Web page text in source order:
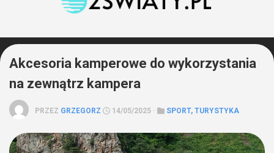
Akcesoria kamperowe do wykorzystania
na zewnątrz kampera
PRZEZ GRZEGORZ 14/05/2025 · SPORT, TURYSTYKA